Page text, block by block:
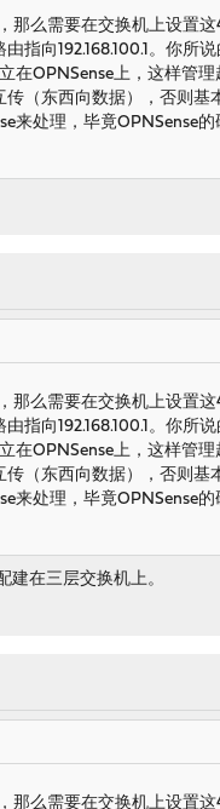
么需要在交换机上设置
指向192.168.100.1。你所
在OPNSense上，这样管
（东西向数据），否则基
来处理，毕竟OPNSense
么需要在交换机上设置
指向192.168.100.1。你所
在OPNSense上，这样管
（东西向数据），否则基
来处理，毕竟OPNSense
在三层交换机上。
么需要在交换机上设置